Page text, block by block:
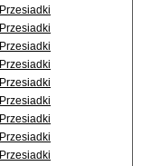
Przesiadki
Przesiadki
Przesiadki
Przesiadki
Przesiadki
Przesiadki
Przesiadki
Przesiadki
Przesiadki